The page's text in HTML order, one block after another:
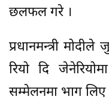
छलफल गरे ।
प्रधानमन्त्री
रियो दि
सम्मेलनमा भाग लिए